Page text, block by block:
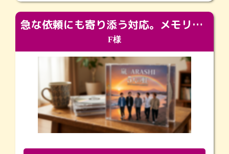
急な依頼にも寄り添う対応。メモリアルコーナーで振り返る大切な日々
F様